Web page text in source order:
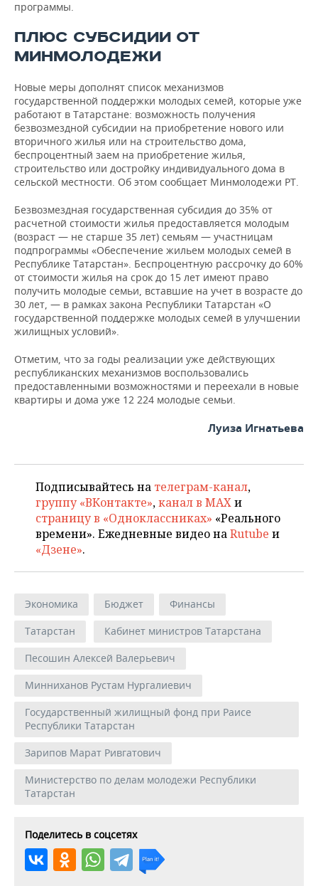
программы.
ПЛЮС СУБСИДИИ ОТ
МИНМОЛОДЕЖИ
Новые меры дополнят список механизмов
государственной поддержки молодых семей, которые уже
работают в Татарстане: возможность получения
безвозмездной субсидии на приобретение нового или
вторичного жилья или на строительство дома,
беспроцентный заем на приобретение жилья,
строительство или достройку индивидуального дома в
сельской местности. Об этом сообщает Минмолодежи РТ.
Безвозмездная государственная субсидия до 35% от
расчетной стоимости жилья предоставляется молодым
(возраст — не старше 35 лет) семьям — участницам
подпрограммы «Обеспечение жильем молодых семей в
Республике Татарстан». Беспроцентную рассрочку до 60%
от стоимости жилья на срок до 15 лет имеют право
получить молодые семьи, вставшие на учет в возрасте до
30 лет, — в рамках закона Республики Татарстан «О
государственной поддержке молодых семей в улучшении
жилищных условий».
Отметим, что за годы реализации уже действующих
республиканских механизмов воспользовались
предоставленными возможностями и переехали в новые
квартиры и дома уже 12 224 молодые семьи.
Луиза Игнатьева
Подписывайтесь на телеграм-канал,
группу «ВКонтакте»,канал в MAXи
страницу в «Одноклассниках» «Реального
времени». Ежедневные видео наRutube и
«Дзене».
Экономика Бюджет
Финансы
Татарстан
Кабинет министров Татарстана
Песошин Алексей Валерьевич
Минниханов Рустам Нургалиевич
Государственный жилищный фонд при Раисе
Республики Татарстан
Зарипов Марат Ривгатович
Министерство по делам молодежи Республики
Татарстан
Поделитесь в соцсетях